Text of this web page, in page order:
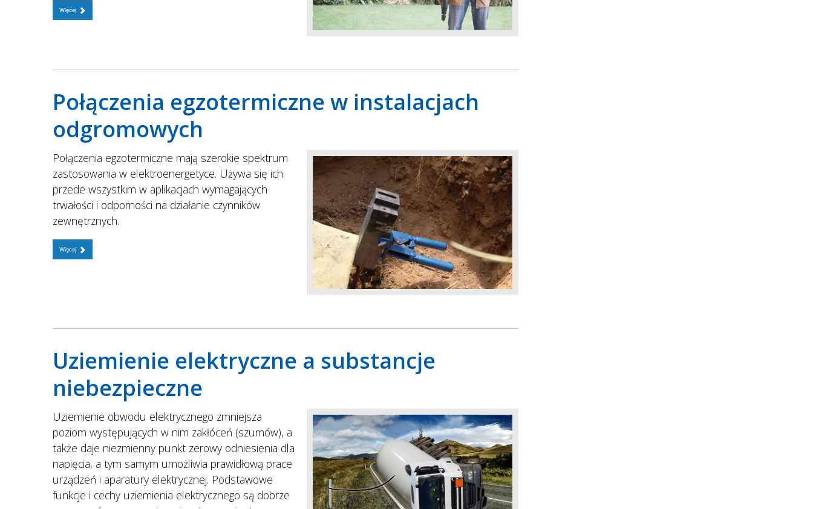
Więcej
Połączenia egzotermiczne w instalacjach
odgromowych
Połączenia egzotermiczne mają szerokie spektrum
zastosowania w elektroenergetyce. Używa się ich
przede wszystkim w aplikacjach wymagających
trwałości i odporności na działanie czynników
zewnętrznych.
Więcej
Uziemienie elektryczne a substancje
niebezpieczne
Uziemienie obwodu elektrycznego zmniejsza
poziom występujących w nim zakłóceń (szumów), a
także daje niezmienny punkt zerowy odniesienia dla
napięcia, a tym samym umożliwia prawidłową prace
urządzeń i aparatury elektrycznej. Podstawowe
funkcje i cechy uziemienia elektrycznego są dobrze